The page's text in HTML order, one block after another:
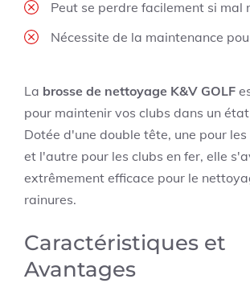
Peut se perdre facilement si mal
Nécessite de la maintenance
La brosse de nettoyage K&V GOLF
pour maintenir vos clubs dans un
Dotée d'une double tête, une pour les
et l'autre pour les clubs en fer, elle
extrêmement efficace pour le
rainures.
Caractéristiques et
Avantages